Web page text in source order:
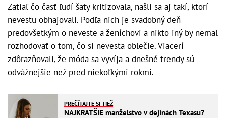
Zatiaľ čo časť ľudí šaty kritizovala, našli sa aj takí, ktorí
nevestu obhajovali. Podľa nich je svadobný deň
predovšetkým o neveste a ženíchovi a nikto iný by nemal
rozhodovať o tom, čo si nevesta oblečie. Viacerí
zdôrazňovali, že móda sa vyvíja a dnešné trendy sú
odvážnejšie než pred niekoľkými rokmi.
PREČÍTAJTE SI TIEŽ
NAJKRATŠIE manželstvo v dejinách Texasu?